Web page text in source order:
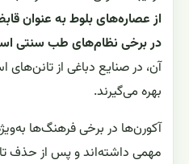
از عصاره‌های بلوط به عنوان
در برخی نظام‌های طب سنتی
آن، در صنایع دباغی از
بهره می‌گیرند.
آکورن‌ها در برخی فرهنگ‌ها
مهمی داشته‌اند و پس از حذف